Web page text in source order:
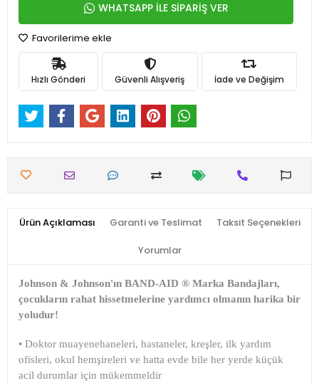
WHATSAPP İLE SİPARİŞ VER
Favorilerime ekle
Hızlı Gönderi Güvenli Alışveriş İade ve Değişim
Ürün Açıklaması Garanti ve Teslimat Taksit Seçenekleri
Yorumlar
Johnson & Johnson'ın BAND-AID ® Marka Bandajları,
çocukların rahat hissetmelerine yardımcı olmanın harika bir
yoludur!
• Doktor muayenehaneleri, hastaneler, kreşler, ilk yardım
ofisleri, okul hemşireleri ve hatta evde bile her yerde küçük
acil durumlar için mükemmeldir